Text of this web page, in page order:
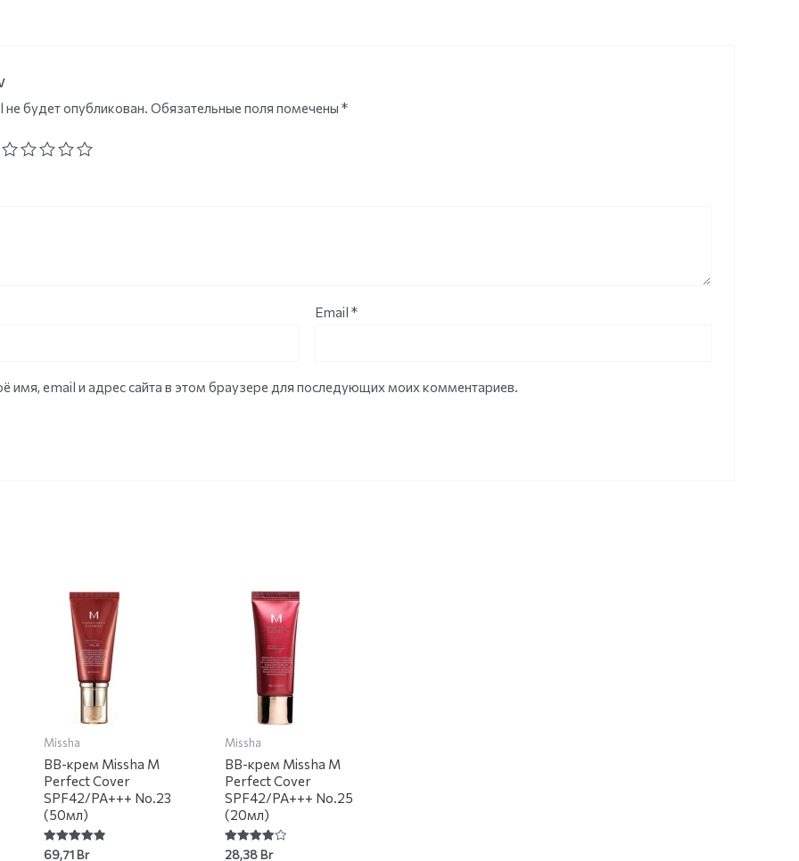
будет опубликован. Обязательные поля помечены*
Email*
имя, email и адрес сайта в этом браузере для последующих моих комментариев.
Missha
BB-крем Missha M
Perfect Cover
SPF42/PA+++ No.23
(50мл)
Rated
69,71Br
Missha
BB-крем Missha M
Perfect Cover
SPF42/PA+++ No.25
(20мл)
Rated
28,38Br